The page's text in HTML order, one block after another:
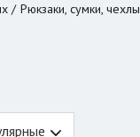
Рюкзаки, сумки, чехлы